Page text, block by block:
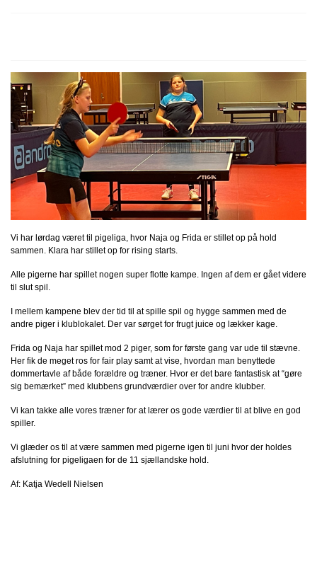
Vi har lørdag været til pigeliga, hvor Naja og Frida er stillet op på hold
sammen. Klara har stillet op for rising starts.
Alle pigerne har spillet nogen super flotte kampe. Ingen af dem er gået videre
til slut spil.
I mellem kampene blev der tid til at spille spil og hygge sammen med de
andre piger i klublokalet. Der var sørget for frugt juice og lækker kage.
Frida og Naja har spillet mod 2 piger, som for første gang var ude til stævne.
Her fik de meget ros for fair play samt at vise, hvordan man benyttede
dommertavle af både forældre og træner. Hvor er det bare fantastisk at “gøre
sig bemærket” med klubbens grundværdier over for andre klubber.
Vi kan takke alle vores træner for at lærer os gode værdier til at blive en god
spiller.
Vi glæder os til at være sammen med pigerne igen til juni hvor der holdes
afslutning for pigeligaen for de 11 sjællandske hold.
Af: Katja Wedell Nielsen